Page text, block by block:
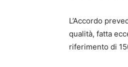
L’Accordo
qualità, fatta
riferimento di